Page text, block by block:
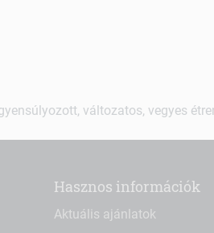
változatos, vegyes
Hasznos információk
Aktuális ajánlatok